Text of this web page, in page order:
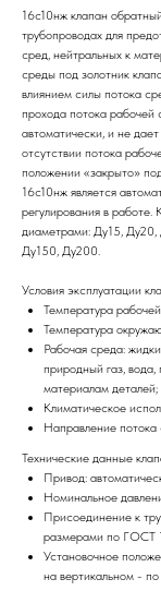
16с10нж клапан
трубопроводах для
сред, нейтральных к
среды под золотник
влиянием силы потока
прохода потока рабочей
автоматически, и не
отсутствии потока
положении «закрыто»
16с10нж является
регулирования в работе.
диаметрами: Ду15,
Ду150, Ду200.
Условия эксплуатации
Температура
Температура
Рабочая среда:
природный газ, вода,
материалам деталей;
Климатическое
Направление потока
Технические данные
Привод:
Номинальное
Присоединение к
размерами по ГОСТ
Установочное
на вертикальном -